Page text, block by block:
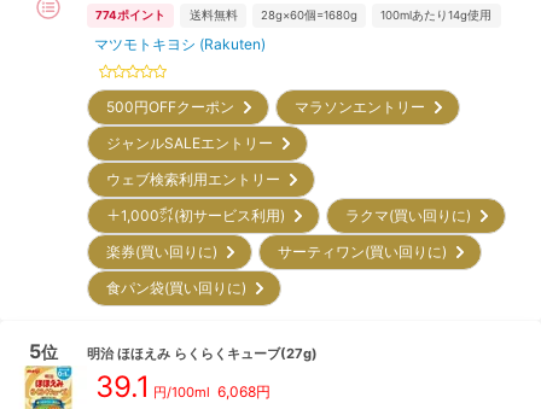
774ポイント 送料無料 28g×60個=1680g 100mlあたり14g使用
マツモトキヨシ (Rakuten)
500円OFFクーポン
マラソンエントリー
ジャンルSALEエントリー
ウェブ検索利用エントリー
＋1,000㌽(初サービス利用)
ラクマ(買い回りに)
楽券(買い回りに)
サーティワン(買い回りに)
食パン袋(買い回りに)
5位 明治 ほほえみ らくらくキューブ(27g)
39.1 円/100ml 6,068円